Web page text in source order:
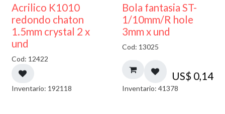
50% DESCUENTO
Acrilico K1010
redondo chaton
1.5mm crystal 2 x
und
Cod: 12422
Inventario: 192118
Bola fantasia ST-
1/10mm/R hole
3mm x und
Cod: 13025
US$ 0,14
Inventario: 41378